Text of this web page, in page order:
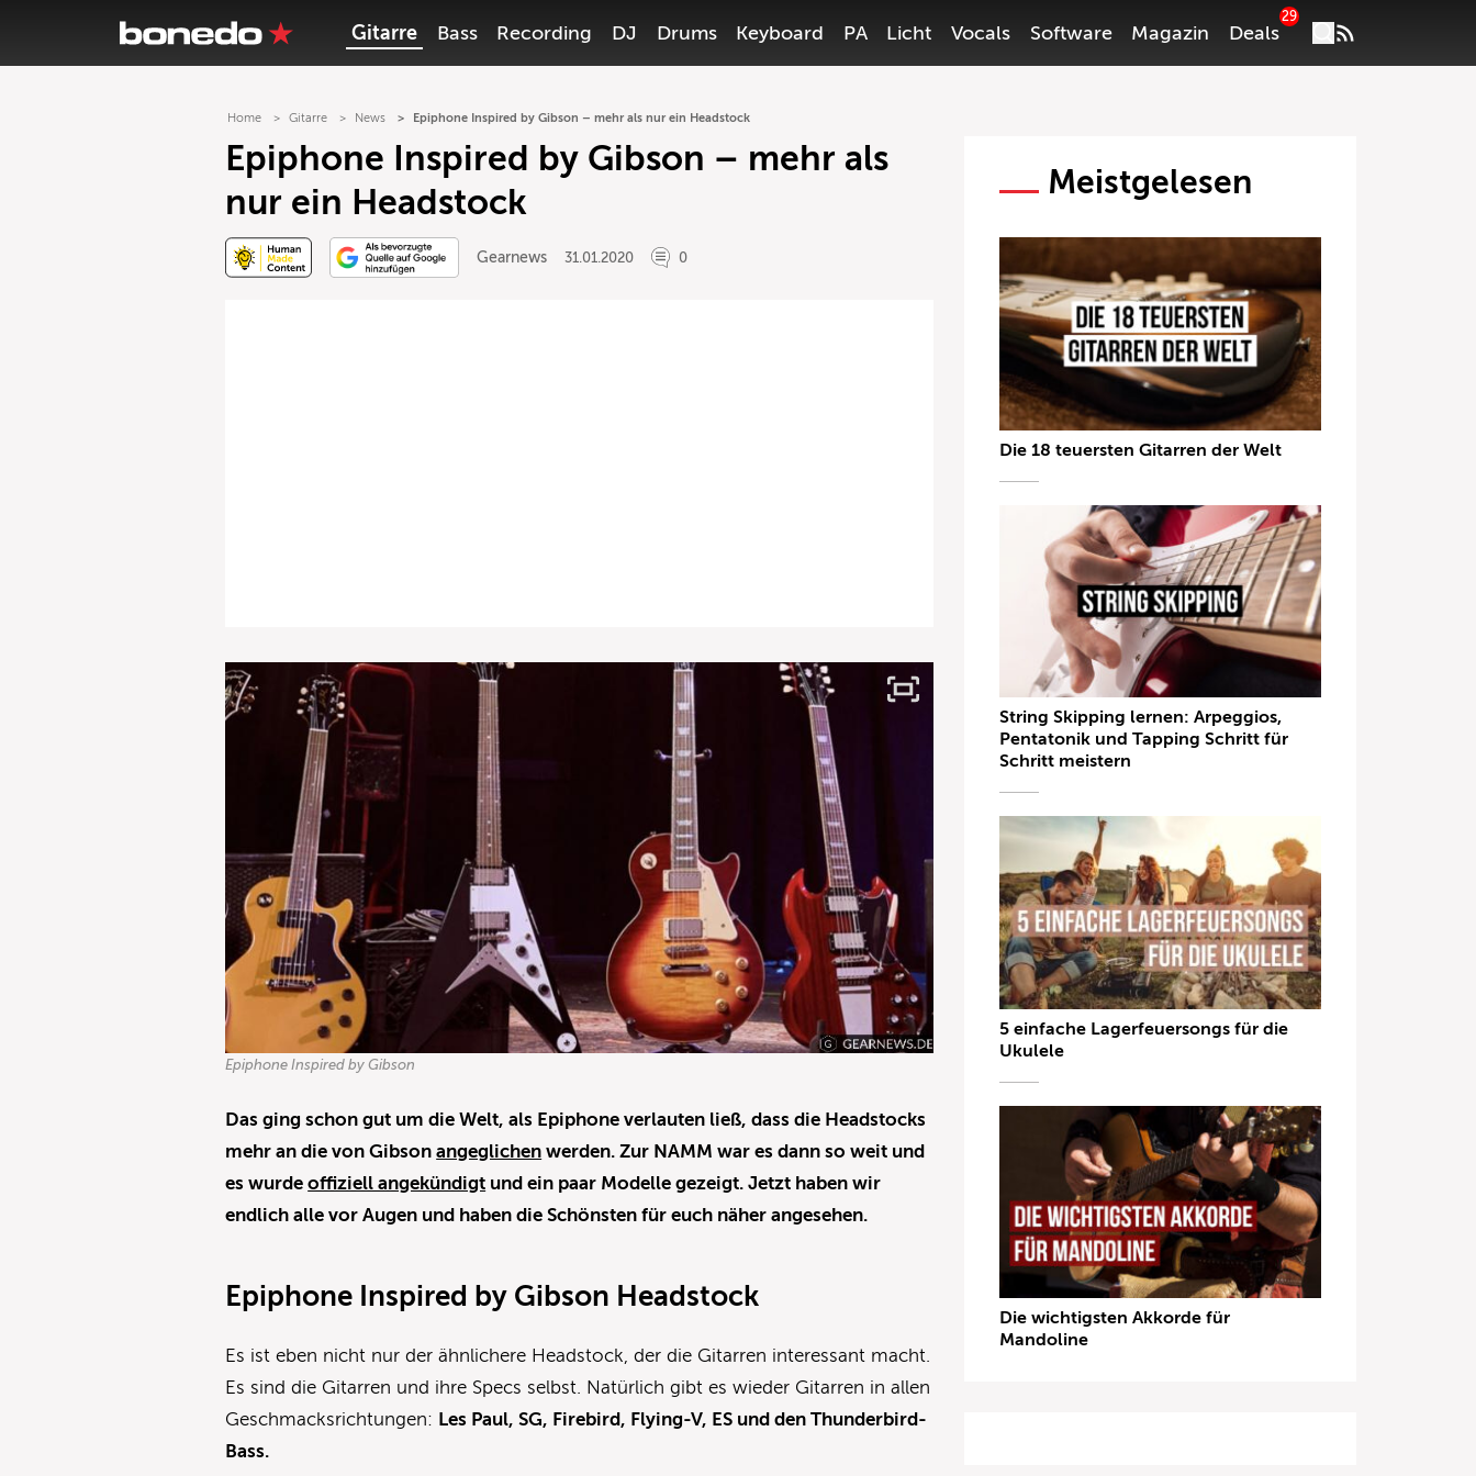
Gitarre Bass Recording DJ Drums Keyboard PA Licht Vocals Software Magazin Deals
29
Home Gitarre News Epiphone Inspired by Gibson – mehr als nur ein Headstock
Epiphone Inspired by Gibson – mehr als
nur ein Headstock
Gearnews 31.01.2020 0
Epiphone Inspired by Gibson
Das ging schon gut um die Welt, als Epiphone verlauten ließ, dass die Headstocks
mehr an die von Gibsonangeglichen werden. Zur NAMM war es dann so weit und
es wurdeoffiziell angekündigt und ein paar Modelle gezeigt. Jetzt haben wir
endlich alle vor Augen und haben die Schönsten für euch näher angesehen.
Epiphone Inspired by Gibson Headstock
Es ist eben nicht nur der ähnlichere Headstock, der die Gitarren interessant macht.
Es sind die Gitarren und ihre Specs selbst. Natürlich gibt es wieder Gitarren in allen
Geschmacksrichtungen: Les Paul, SG, Firebird, Flying-V, ES und den Thunderbird-
Bass.
Meistgelesen
Die 18 teuersten Gitarren der Welt
String Skipping lernen: Arpeggios,
Pentatonik und Tapping Schritt für
Schritt meistern
5 einfache Lagerfeuersongs für die
Ukulele
Die wichtigsten Akkorde für
Mandoline